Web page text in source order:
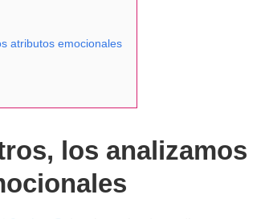
atributos emocionales
los analizamos